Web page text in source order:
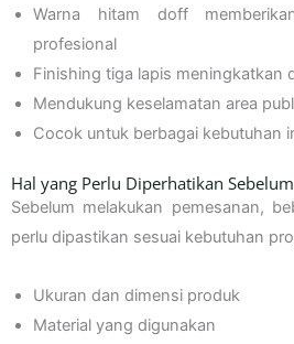
Warna hitam doff
profesional
Finishing tiga lapis meningkatkan
Mendukung keselamatan area
Cocok untuk berbagai kebutuhan
Hal yang Perlu Diperhatikan
Sebelum melakukan pemesanan,
perlu dipastikan sesuai kebutuhan
Ukuran dan dimensi produk
Material yang digunakan